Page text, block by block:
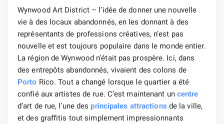
Wynwood Art District – l’idée de donner une nouvelle
vie à des locaux abandonnés, en les donnant à des
représentants de professions créatives, n’est pas
nouvelle et est toujours populaire dans le monde entier.
La région de Wynwood n’était pas prospère. Ici, dans
des entrepôts abandonnés, vivaient des colons de
Porto Rico. Tout a changé lorsque le quartier a été
confié aux artistes de rue. C’est maintenant un centre
d’art de rue, l’une des principales attractions de la ville,
et des graffitis tout simplement impressionnants